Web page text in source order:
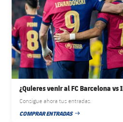
Barça Cafe
Ciutat Esportiva
La Masia
plusicon
más
Servicios
Servicios Médicos
Accesibilidad
plusicon
más
Acreditaciones
Instalaciones
SUB10 B
SUB9 A
SUB9 B
SUB8 A
SUB8 B
Fotos
Historia
Palmarés
Infantil B
Mini
Resultados
Clasificaciones
Jugadores
Fotos
Historia
Resultados
Clasificaciones
Jugadores
Fotos
Juvenil
Cadete A
Cadete B
PLUSICON
MÁS
Primer equipo
plusicon
más
Actualidad
Calendario
Entradas
Barça Atlètic
plusicon
más
Actualidad
Calendario
Base
Actualidad
Campus Verano
¿Quieres venir al FC Barcelona
Consigue ahora tus entradas.
COMPRAR ENTRADAS
FECHA DE PUBLICACIÓN